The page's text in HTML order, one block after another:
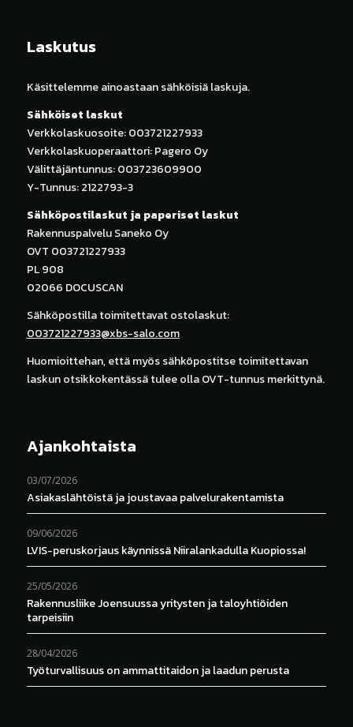
Laskutus
Käsittelemme ainoastaan sähköisiä laskuja.
Sähköiset laskut
Verkkolaskuosoite: 003721227933
Verkkolaskuoperaattori: Pagero Oy
Välittäjäntunnus: 003723609900
Y-Tunnus: 2122793-3
Sähköpostilaskut ja paperiset laskut
Rakennuspalvelu Saneko Oy
OVT 003721227933
PL 908
02066 DOCUSCAN
Sähköpostilla toimitettavat ostolaskut:
003721227933@xbs-salo.com
Huomioittehan, että myös sähköpostitse toimitettavan
laskun otsikkokentässä tulee olla OVT-tunnus merkittynä.
Ajankohtaista
03/07/2026
Asiakaslähtöistä ja joustavaa palvelurakentamista
09/06/2026
LVIS-peruskorjaus käynnissä Niiralankadulla Kuopiossa!
25/05/2026
Rakennusliike Joensuussa yritysten ja taloyhtiöiden
tarpeisiin
28/04/2026
Työturvallisuus on ammattitaidon ja laadun perusta